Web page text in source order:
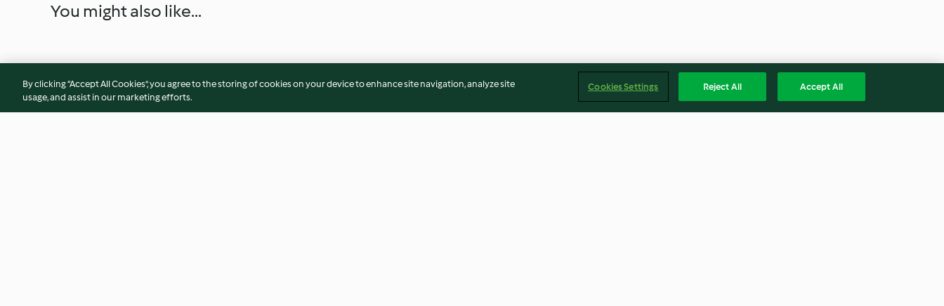
You might also like...
By clicking “Accept All Cookies”, you agree to the storing of cookies on your device to enhance site navigation, analyze site
usage, and assist in our marketing efforts.
Cookies Settings Reject All Accept All